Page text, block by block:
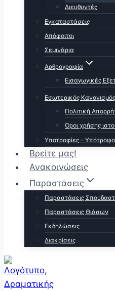
Διευθυντές
Εγκαταστάσεις
Απόφοιτοι
Σεμινάρια
Αρθρογραφία
Εισαγωγικές
Εσωτερικός
Πολιτική
Όροι χρήσης
Υποτροφίες –
Βρείτε μας!
Ανακοινώσεις
Παραστάσεις
Παραστάσεις
Παραστάσεις Θιάσων
Εκδηλώσεις
Διακρίσεις